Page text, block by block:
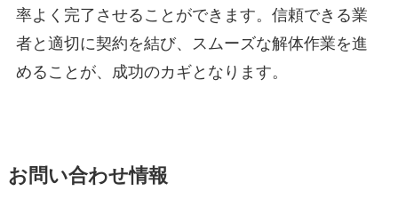
率よく完了させることができます。信頼できる業
者と適切に契約を結び、スムーズな解体作業を進
めることが、成功のカギとなります。
お問い合わせ情報